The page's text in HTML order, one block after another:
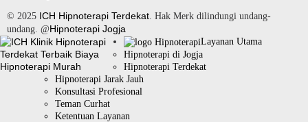
© 2025 ICH Hipnoterapi Terdekat . Hak Merk dilindungi undang-
undang. @Hipnoterapi Jogja
Layanan Utama
Hipnoterapi di Jogja
Hipnoterapi Terdekat
Hipnoterapi Jarak Jauh
Konsultasi Profesional
Teman Curhat
Ketentuan Layanan